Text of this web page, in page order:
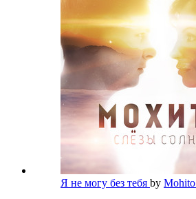
Я не могу без тебя by Mohito